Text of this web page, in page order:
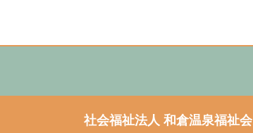
社会福祉法人 和倉温泉福祉会